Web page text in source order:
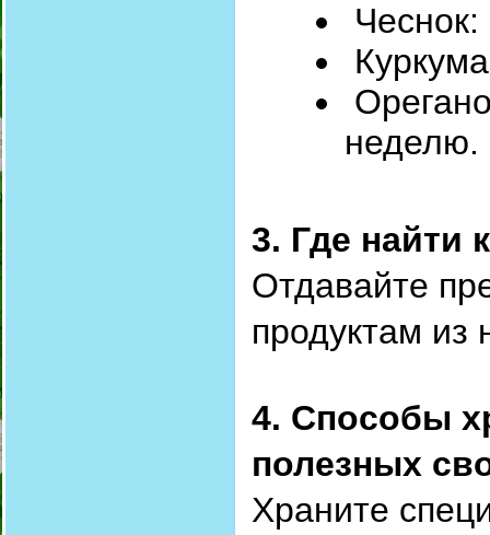
3. Где найти
Отдавайте
продуктам из
4. Способы
полезных
Храните